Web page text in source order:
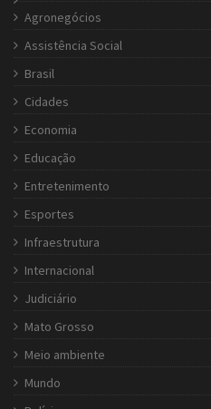
Agronegócios
Assistência Social
Brasil
Cidades
Economia
Educação
Entretenimento
Esportes
Infraestrutura
Internacional
Judiciário
Mato Grosso
Meio ambiente
Mundo